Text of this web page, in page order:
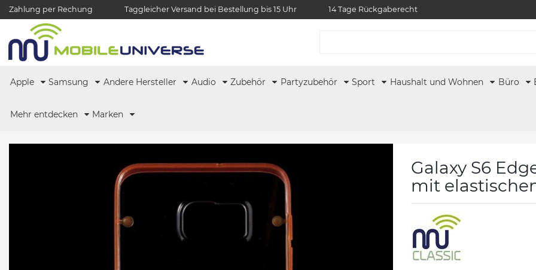
Zahlung per Rechung Taggleicher Versand bei Bestellung bis 15 Uhr 14 Tage Rückgaberecht
Apple Samsung Andere Hersteller Audio Zubehör Partyzubehör Sport Haushalt und Wohnen Büro
Mehr entdecken Marken
Galaxy S6
mit